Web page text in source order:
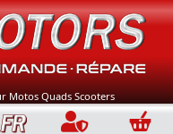
Motos Quads Scooters
Connection